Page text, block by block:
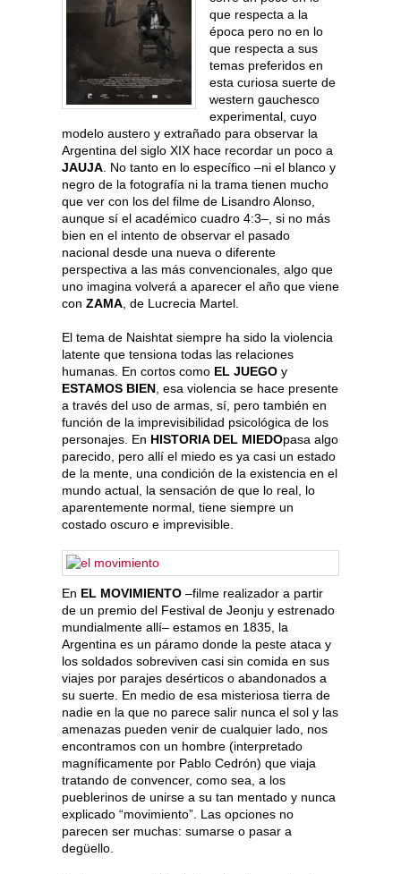
que respecta a la
época pero no en lo
que respecta a sus
temas preferidos en
esta curiosa suerte de
western gauchesco
experimental, cuyo
modelo austero y extrañado para observar la
Argentina del siglo XIX hace recordar un poco a
JAUJA . No tanto en lo específico –ni el blanco y
negro de la fotografía ni la trama tienen mucho
que ver con los del filme de Lisandro Alonso,
aunque sí el académico cuadro 4:3–, si no más
bien en el intento de observar el pasado
nacional desde una nueva o diferente
perspectiva a las más convencionales, algo que
uno imagina volverá a aparecer el año que viene
con ZAMA , de Lucrecia Martel.
El tema de Naishtat siempre ha sido la violencia
latente que tensiona todas las relaciones
humanas. En cortos como EL JUEGO y
ESTAMOS BIEN , esa violencia se hace presente
a través del uso de armas, sí, pero también en
función de la imprevisibilidad psicológica de los
personajes. En HISTORIA DEL MIEDOpasa algo
parecido, pero allí el miedo es ya casi un estado
de la mente, una condición de la existencia en el
mundo actual, la sensación de que lo real, lo
aparentemente normal, tiene siempre un
costado oscuro e imprevisible.
En EL MOVIMIENTO –filme realizador a partir
de un premio del Festival de Jeonju y estrenado
mundialmente allí– estamos en 1835, la
Argentina es un páramo donde la peste ataca y
los soldados sobreviven casi sin comida en sus
viajes por parajes desérticos o abandonados a
su suerte. En medio de esa misteriosa tierra de
nadie en la que no parece salir nunca el sol y las
amenazas pueden venir de cualquier lado, nos
encontramos con un hombre (interpretado
magníficamente por Pablo Cedrón) que viaja
tratando de convencer, como sea, a los
pueblerinos de unirse a su tan mentado y nunca
explicado “movimiento”. Las opciones no
parecen ser muchas: sumarse o pasar a
degüello.